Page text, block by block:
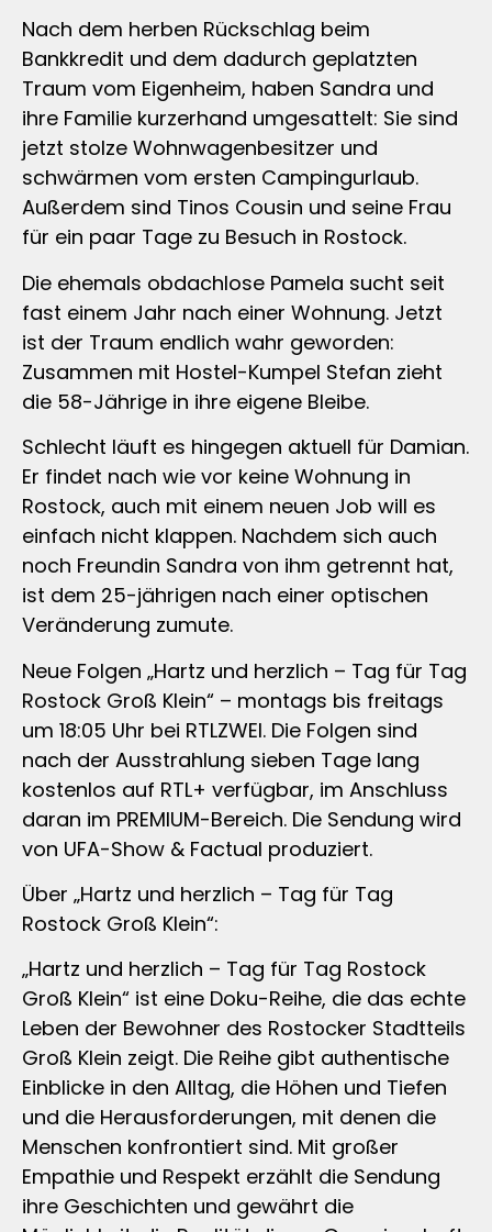
Nach dem herben Rückschlag beim
Bankkredit und dem dadurch geplatzten
Traum vom Eigenheim, haben Sandra und
ihre Familie kurzerhand umgesattelt: Sie sind
jetzt stolze Wohnwagenbesitzer und
schwärmen vom ersten Campingurlaub.
Außerdem sind Tinos Cousin und seine Frau
für ein paar Tage zu Besuch in Rostock.
Die ehemals obdachlose Pamela sucht seit
fast einem Jahr nach einer Wohnung. Jetzt
ist der Traum endlich wahr geworden:
Zusammen mit Hostel-Kumpel Stefan zieht
die 58-Jährige in ihre eigene Bleibe.
Schlecht läuft es hingegen aktuell für Damian.
Er findet nach wie vor keine Wohnung in
Rostock, auch mit einem neuen Job will es
einfach nicht klappen. Nachdem sich auch
noch Freundin Sandra von ihm getrennt hat,
ist dem 25-jährigen nach einer optischen
Veränderung zumute.
Neue Folgen „Hartz und herzlich – Tag für Tag
Rostock Groß Klein“ – montags bis freitags
um 18:05 Uhr bei RTLZWEI. Die Folgen sind
nach der Ausstrahlung sieben Tage lang
kostenlos auf RTL+ verfügbar, im Anschluss
daran im PREMIUM-Bereich. Die Sendung wird
von UFA-Show & Factual produziert.
Über „Hartz und herzlich – Tag für Tag
Rostock Groß Klein“:
„Hartz und herzlich – Tag für Tag Rostock
Groß Klein“ ist eine Doku-Reihe, die das echte
Leben der Bewohner des Rostocker Stadtteils
Groß Klein zeigt. Die Reihe gibt authentische
Einblicke in den Alltag, die Höhen und Tiefen
und die Herausforderungen, mit denen die
Menschen konfrontiert sind. Mit großer
Empathie und Respekt erzählt die Sendung
ihre Geschichten und gewährt die